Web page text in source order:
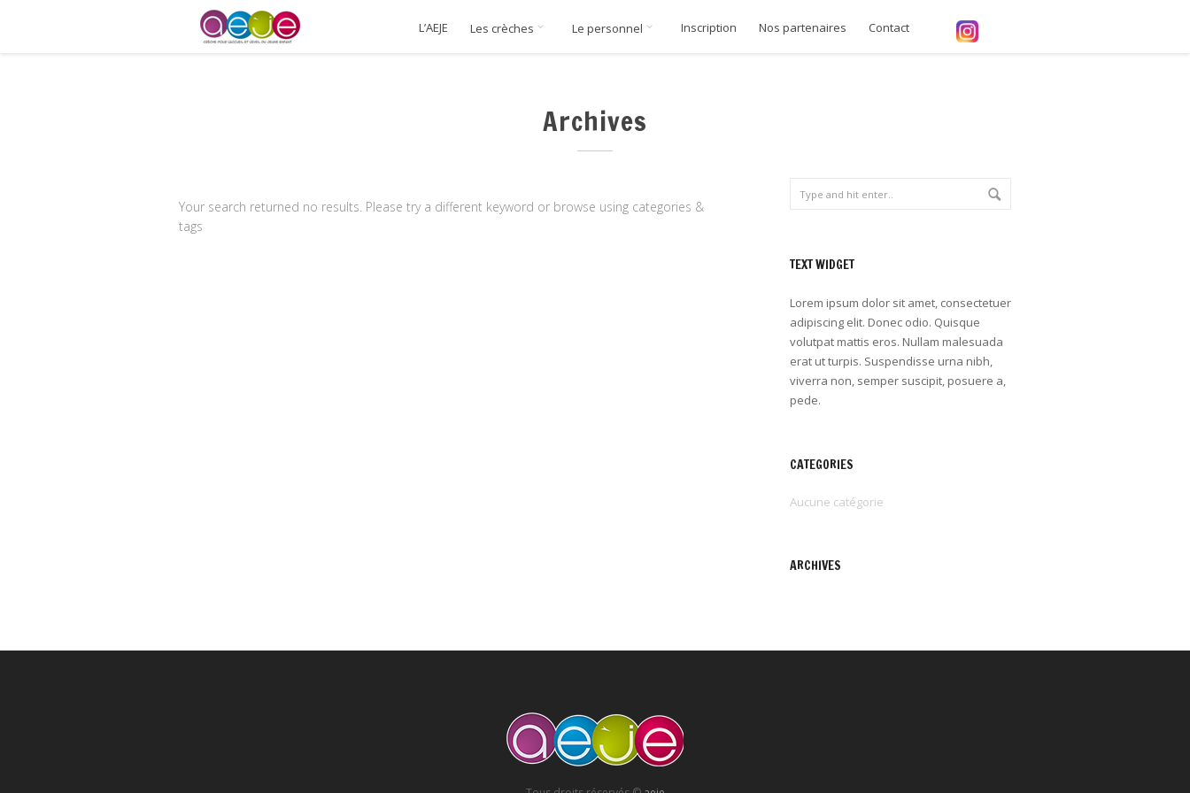
L’AEJE Les crèches Le personnel Inscription Nos partenaires Contact
Archives
Your search returned no results. Please try a different keyword or browse using categories &
tags
TEXT WIDGET
Lorem ipsum dolor sit amet, consectetuer
adipiscing elit. Donec odio. Quisque
volutpat mattis eros. Nullam malesuada
erat ut turpis. Suspendisse urna nibh,
viverra non, semper suscipit, posuere a,
pede.
CATEGORIES
Aucune catégorie
ARCHIVES